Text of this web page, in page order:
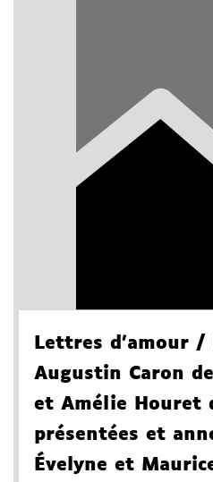
Lettres d'amour /
Augustin Caron
et Amélie Houret
présentées et
Évelyne et